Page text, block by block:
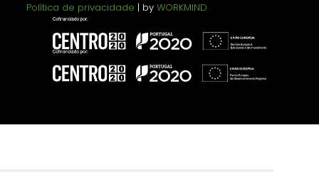
Política de privacidade | byWORKMIND